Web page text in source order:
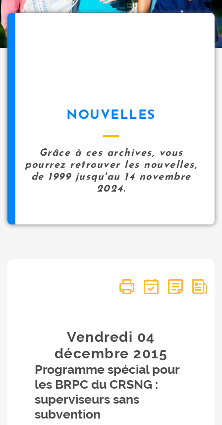
NOUVELLES
Grâce à ces archives, vous
pourrez retrouver les nouvelles,
de 1999 jusqu'au 14 novembre
2024.
Vendredi 04
décembre 2015
Programme spécial pour
les BRPC du CRSNG :
superviseurs sans
subvention